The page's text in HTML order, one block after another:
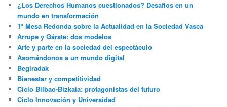
¿Los Derechos Humanos cuestionados? Desafíos en un
mundo en transformación
1º Mesa Redonda sobre la Actualidad en la Sociedad Vasca
Arrupe y Gárate: dos modelos
Arte y parte en la sociedad del espectáculo
Asomándonos a un mundo digital
Begiradak
Bienestar y competitividad
Ciclo Bilbao-Bizkaia: protagonistas del futuro
Ciclo Innovación y Universidad